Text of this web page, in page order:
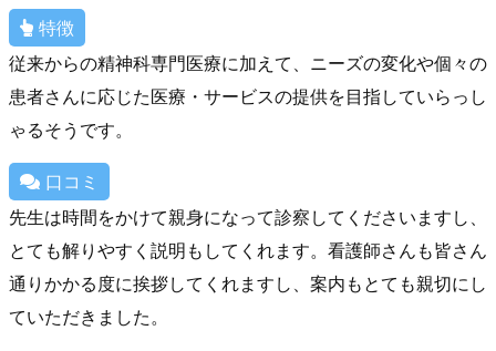
特徴
従来からの精神科専門医療に加えて、ニーズの変化や個々の
患者さんに応じた医療・サービスの提供を目指していらっし
ゃるそうです。
口コミ
先生は時間をかけて親身になって診察してくださいますし、
とても解りやすく説明もしてくれます。看護師さんも皆さん
通りかかる度に挨拶してくれますし、案内もとても親切にし
ていただきました。